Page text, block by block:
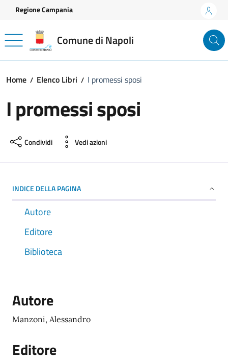
Vai ai contenuti
Vai al footer
Regione Campania
Comune di Napoli
Home Elenco Libri I promessi sposi
I promessi sposi
Condividi Vedi azioni
INDICE DELLA PAGINA
Autore
Editore
Biblioteca
Autore
Manzoni, Alessandro
Editore